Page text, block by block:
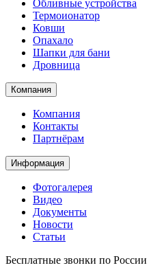
Обливные устройства
Термоионатор
Ковши
Опахало
Шапки для бани
Дровница
Компания
Компания
Контакты
Партнёрам
Информация
Фотогалерея
Видео
Документы
Новости
Статьи
Бесплатные звонки по России